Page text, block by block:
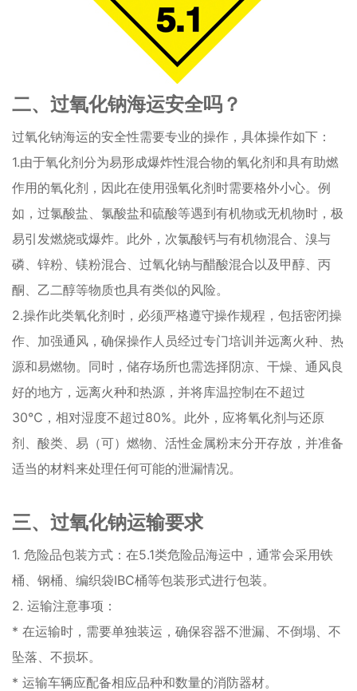
二、过氧化钠海运安全吗？
过氧化钠海运的安全性需要专业的操作，具体操作如下：
1.由于氧化剂分为易形成爆炸性混合物的氧化剂和具有助燃
作用的氧化剂，因此在使用强氧化剂时需要格外小心。例
如，过氯酸盐、氯酸盐和硫酸等遇到有机物或无机物时，极
易引发燃烧或爆炸。此外，次氯酸钙与有机物混合、溴与
磷、锌粉、镁粉混合、过氧化钠与醋酸混合以及甲醇、丙
酮、乙二醇等物质也具有类似的风险。
2.操作此类氧化剂时，必须严格遵守操作规程，包括密闭操
作、加强通风，确保操作人员经过专门培训并远离火种、热
源和易燃物。同时，储存场所也需选择阴凉、干燥、通风良
好的地方，远离火种和热源，并将库温控制在不超过
30℃，相对湿度不超过80%。此外，应将氧化剂与还原
剂、酸类、易（可）燃物、活性金属粉末分开存放，并准备
适当的材料来处理任何可能的泄漏情况。
三、过氧化钠运输要求
1. 危险品包装方式：在5.1类危险品海运中，通常会采用铁
桶、钢桶、编织袋IBC桶等包装形式进行包装。
2. 运输注意事项：
* 在运输时，需要单独装运，确保容器不泄漏、不倒塌、不
坠落、不损坏。
* 运输车辆应配备相应品种和数量的消防器材。